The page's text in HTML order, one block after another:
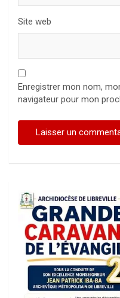
Site web
Enregistrer mon nom,
navigateur pour mon